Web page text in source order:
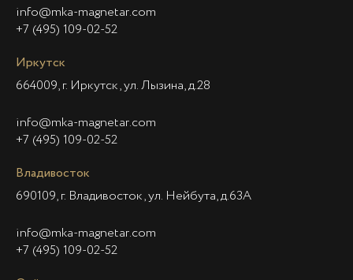
info@mka-magnetar.com
+7 (495) 109-02-52
Иркутск
664009, г. Иркутск, ул. Лызина, д.28
info@mka-magnetar.com
+7 (495) 109-02-52
Владивосток
690109, г. Владивосток, ул. Нейбута, д.63А
info@mka-magnetar.com
+7 (495) 109-02-52